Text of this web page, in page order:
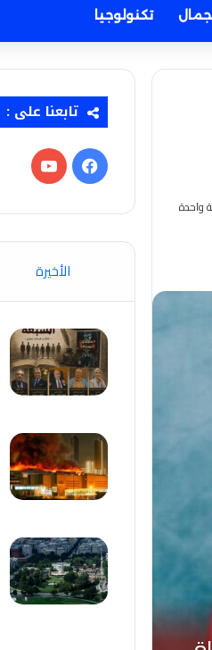
تكنولوجيا
واحدة
تابعنا على :
فيسبوك‫YouTube
الأخيرة